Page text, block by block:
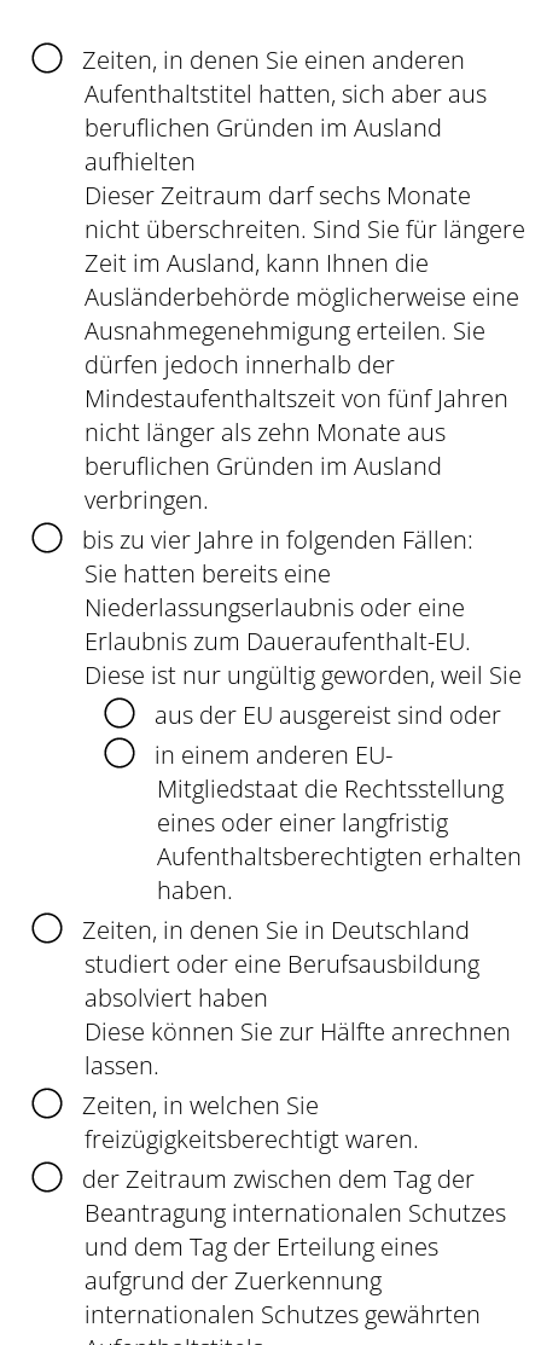
Zeiten, in denen Sie einen anderen
Aufenthaltstitel hatten, sich aber aus
beruflichen Gründen im Ausland
aufhielten
Dieser Zeitraum darf sechs Monate
nicht überschreiten. Sind Sie für längere
Zeit im Ausland, kann Ihnen die
Ausländerbehörde möglicherweise eine
Ausnahmegenehmigung erteilen. Sie
dürfen jedoch innerhalb der
Mindestaufenthaltszeit von fünf Jahren
nicht länger als zehn Monate aus
beruflichen Gründen im Ausland
verbringen.
bis zu vier Jahre in folgenden Fällen:
Sie hatten bereits eine
Niederlassungserlaubnis oder eine
Erlaubnis zum Daueraufenthalt-EU.
Diese ist nur ungültig geworden, weil Sie
aus der EU ausgereist sind oder
in einem anderen EU-
Mitgliedstaat die Rechtsstellung
eines oder einer langfristig
Aufenthaltsberechtigten erhalten
haben.
Zeiten, in denen Sie in Deutschland
studiert oder eine Berufsausbildung
absolviert haben
Diese können Sie zur Hälfte anrechnen
lassen.
Zeiten, in welchen Sie
freizügigkeitsberechtigt waren.
der Zeitraum zwischen dem Tag der
Beantragung internationalen Schutzes
und dem Tag der Erteilung eines
aufgrund der Zuerkennung
internationalen Schutzes gewährten